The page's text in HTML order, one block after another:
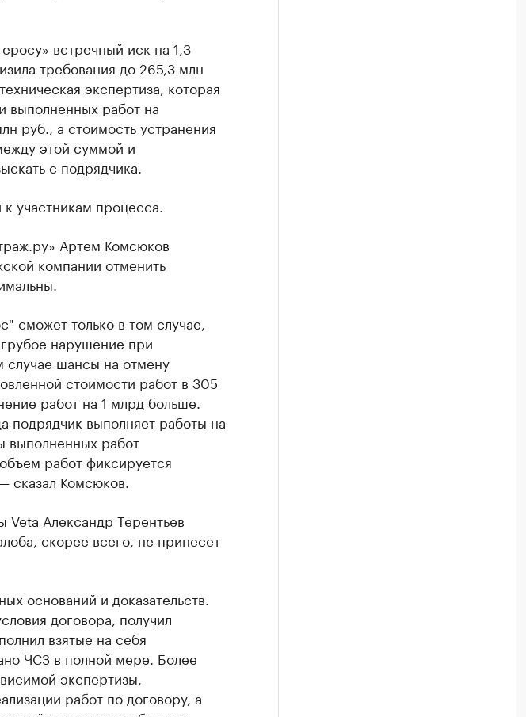
встречный иск на 1,3
требования до 265,3 млн
экспертиза, которая
выполненных работ на
руб., а стоимость устранения
этой суммой и
с подрядчика.
участникам процесса.
Артем Комсюков
компании отменить
сможет только в том случае,
нарушение при
случае шансы на отмену
стоимости работ в 305
работ на 1 млрд больше.
подрядчик выполняет работы на
выполненных работ
работ фиксируется
сказал Комсюков.
Veta Александр Терентьев
скорее всего, не принесет
оснований и доказательств.
договора, получил
взятые на себя
ЧСЗ в полной мере. Более
экспертизы,
работ по договору, а